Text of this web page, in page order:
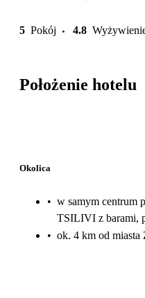
5 Pokój 4.8
Położenie hotelu
Okolica
• w samym centrum
TSILIVI z barami,
• ok. 4 km od miasta